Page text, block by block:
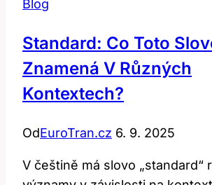
Blog
Standard: Co Toto
Znamená V Různých
Kontextech?
OdEuroTran.cz 6. 9. 2025
V češtině má slovo „standard“